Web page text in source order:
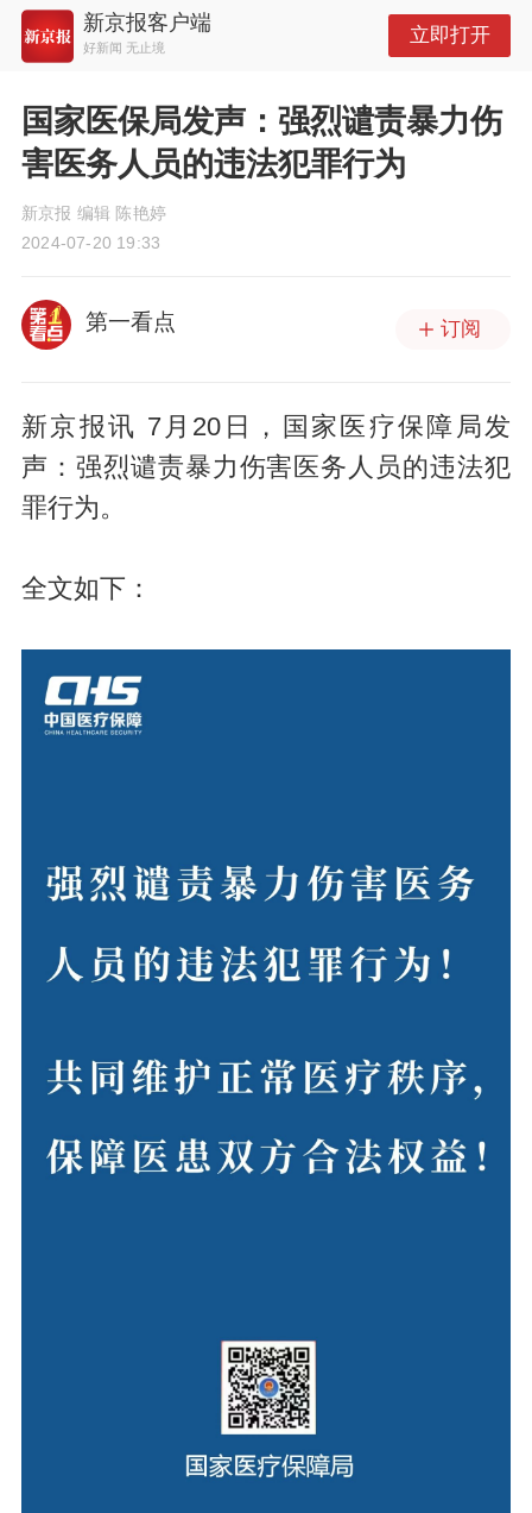
新京报客户端
好新闻 无止境
立即打开
国家医保局发声：强烈谴责暴力伤
害医务人员的违法犯罪行为
新京报 编辑 陈艳婷
2024-07-20 19:33
第一看点 订阅
新京报讯 7月20日，国家医疗保障局发
声：强烈谴责暴力伤害医务人员的违法犯
罪行为。
全文如下：